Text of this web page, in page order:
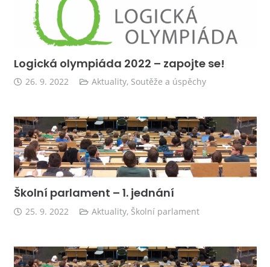
Logická olympiáda 2022 – zapojte se!
26. 9. 2022 Aktuality, Soutěže a úspěchy
Školní parlament – 1. jednání
25. 9. 2022 Aktuality, Školní parlament